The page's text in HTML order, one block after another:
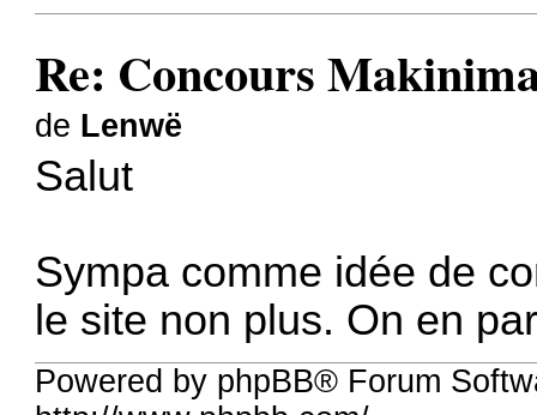
Re: Concours
de Lenwë
Salut
Sympa comme idée de
le site non plus. On en
Powered by phpBB® Forum